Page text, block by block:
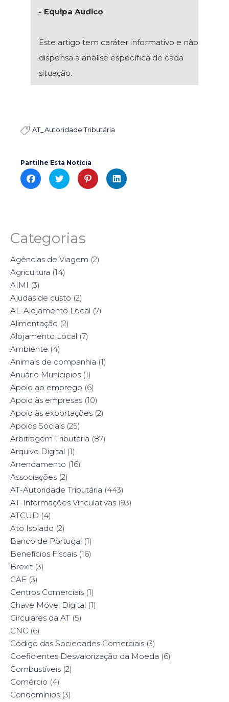
- Equipa Audico
Este artigo tem caráter informativo e não
dispensa a análise específica de cada
situação.
 AT_Autoridade Tributária
Partilhe Esta Notícia
C
i
r
e
n
F
a
c
e
b
o
(
O
p
n
i
n
n
e
w
w
i
n
d
o
w
)
C
i
a
r
e
n
T
r
O
e
n
s
e
w
w
i
n
d
o
w
)
C
i
n
P
t
(
n
n
n
d
o
w
C
i
Categorias
Agências de Viagem (2)
Agricultura (14)
AIMI (3)
Ajudas de custo (2)
AL-Alojamento Local (7)
Alimentação (2)
Alojamento Local (7)
Ambiente (4)
Animais de companhia (1)
Anuário Munícipios (1)
Apoio ao emprego (6)
Apoio às empresas (10)
Apoio às exportações (2)
Apoios Sociais (25)
Arbitragem Tributária (87)
Arquivo Digital (1)
Arrendamento (16)
Associações (2)
AT-Autoridade Tributária (443)
AT-Informações Vinculativas (93)
ATCUD (4)
Ato Isolado (2)
Banco de Portugal (1)
Benefícios Fiscais (16)
Brexit (3)
CAE (3)
Centros Comerciais (1)
Chave Móvel Digital (1)
Circulares da AT (5)
CNC (6)
Código das Sociedades Comerciais (3)
Coeficientes Desvalorização da Moeda (6)
Combustíveis (2)
Comércio (4)
Condomínios (3)